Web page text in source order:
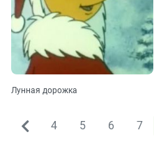
Лунная дорожка
&larr;
4 5 6 7